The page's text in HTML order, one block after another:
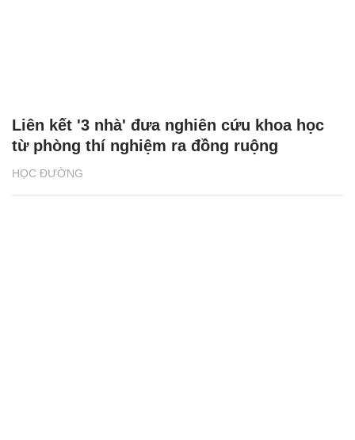
HỌC ĐƯỜNG
Liên kết '3 nhà' đưa nghiên cứu khoa học
từ phòng thí nghiệm ra đồng ruộng